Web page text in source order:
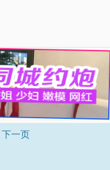
下一页